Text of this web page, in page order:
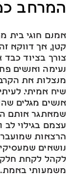
המרחב
אמנם חוגי בית
קטן, אך דווקא
צורך בציוד
נעימה ואנשים
מנצלות את
שיח אמיתי.
אנשים מגלים
שמאתגר אותם
עצמם בגילוי לב
הרצאות
נושאים
לקהל לקחת חלק
משמעותי באמת.